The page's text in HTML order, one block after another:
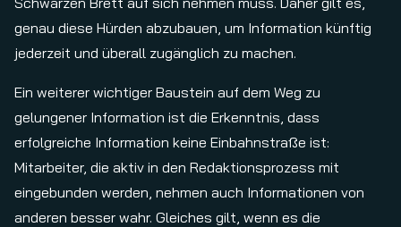
genau diese Hürden abzubauen, um Information künftig
jederzeit und überall zugänglich zu machen.
Ein weiterer wichtiger Baustein auf dem Weg zu
gelungener Information ist die Erkenntnis, dass
erfolgreiche Information keine Einbahnstraße ist:
Mitarbeiter, die aktiv in den Redaktionsprozess mit
eingebunden werden, nehmen auch Informationen von
anderen besser wahr. Gleiches gilt, wenn es die